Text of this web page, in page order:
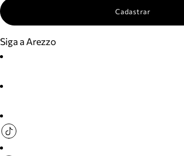
Cadastrar
Siga a Arezzo